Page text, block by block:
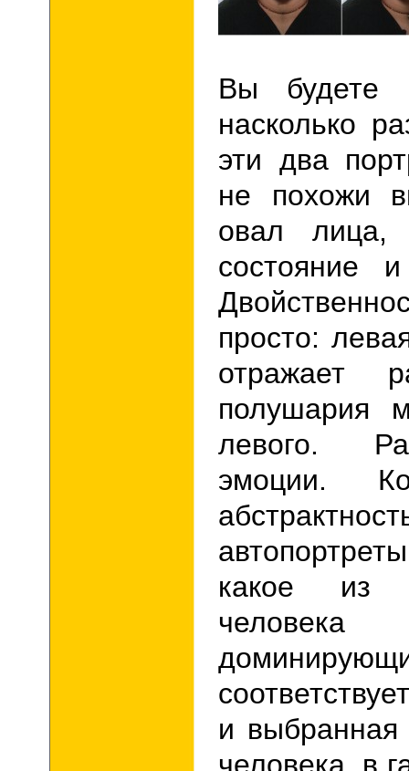
Вы будете
насколько
эти два
не похожи
овал лица,
состояние
просто:
отражает
полушария
левого.
эмоции.
какое из
и выбранная